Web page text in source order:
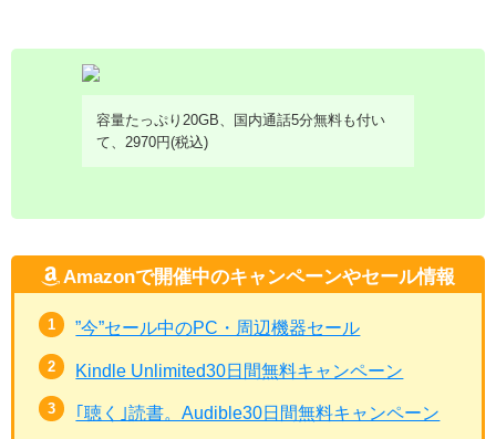
容量たっぷり20GB、国内通話5分無料も付い
て、2970円(税込)
Amazonで開催中のキャンペーンやセール情報
”今”セール中のPC・周辺機器セール
Kindle Unlimited30日間無料キャンペーン
｢聴く｣読書。Audible30日間無料キャンペーン